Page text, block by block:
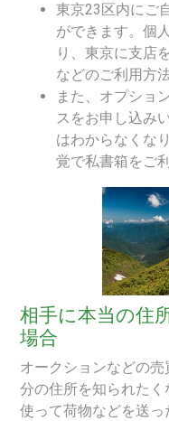
東京23区内にご
ができます。個
り、東京に支店
などのご利用方
また、オプショ
スをお申し込み
はわからなくな
覚で私書箱をご
相手に本当の住
場合
オークションなどの
分の住所を知られた
使って荷物などを送